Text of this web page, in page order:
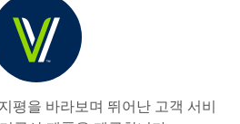
평을 바라보며 뛰어난 고객 서비